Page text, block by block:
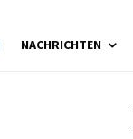
NACHRICHTEN